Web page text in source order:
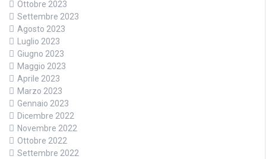
Ottobre 2023
Settembre 2023
Agosto 2023
Luglio 2023
Giugno 2023
Maggio 2023
Aprile 2023
Marzo 2023
Gennaio 2023
Dicembre 2022
Novembre 2022
Ottobre 2022
Settembre 2022